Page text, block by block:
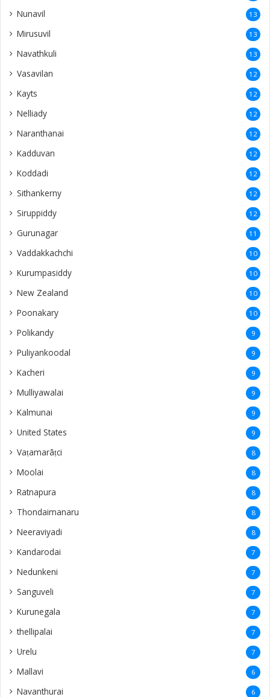
Nunavil 13
Mirusuvil 13
Navathkuli 13
Vasavilan 12
Kayts 12
Nelliady 12
Naranthanai 12
Kadduvan 12
Koddadi 12
Sithankerny 12
Siruppiddy 12
Gurunagar 11
Vaddakkachchi 10
Kurumpasiddy 10
New Zealand 10
Poonakary 10
Polikandy 9
Puliyankoodal 9
Kacheri 9
Mulliyawalai 9
Kalmunai 9
United States 9
Vaṭamarāṭci 8
Moolai 8
Ratnapura 8
Thondaimanaru 8
Neeraviyadi 8
Kandarodai 7
Nedunkeni 7
Sanguveli 7
Kurunegala 7
thellipalai 7
Urelu 7
Mallavi 6
Navanthurai 6